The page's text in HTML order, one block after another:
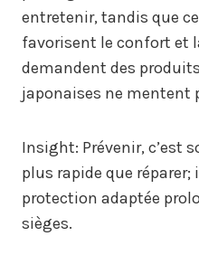
entretenir, tandis que
favorisent le confort et
demandent des
japonaises ne mentent
Insight: Prévenir, c’est
plus rapide que
protection adaptée
sièges.